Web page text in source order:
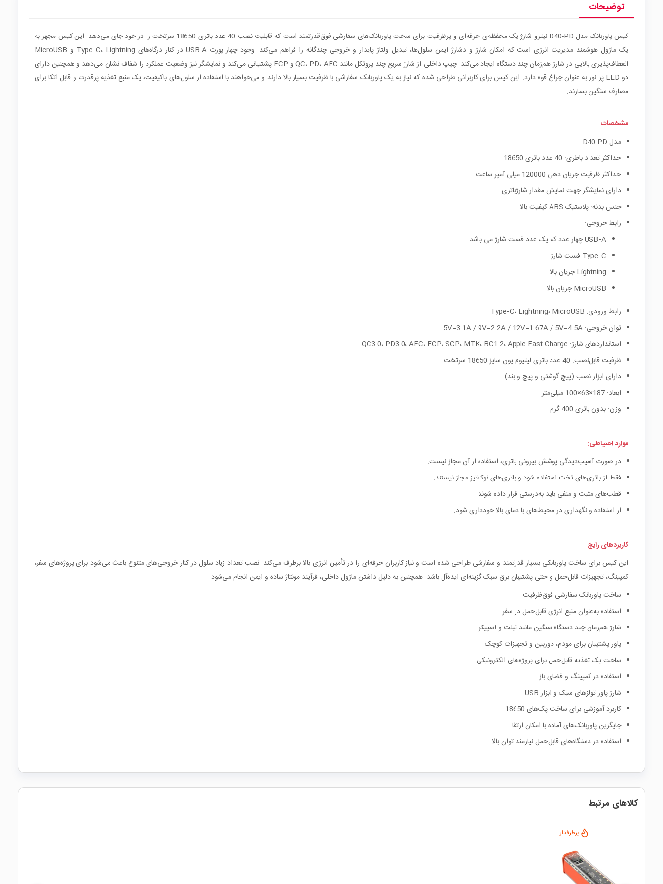
توضیحات
کیس پاوربانک مدل D40-PD نیترو شارژ یک محفظه‌ی حرفه‌ای و پرظرفیت برای ساخت پاوربانک‌های سفارشی فوق‌قدرتمند است که قابلیت نصب 40 عدد باتری 18650 سرتخت را در خود جای می‌دهد. این کیس مجهز به
یک ماژول هوشمند مدیریت انرژی است که امکان شارژ و دشارژ ایمن سلول‌ها، تبدیل ولتاژ پایدار و خروجی چندگانه را فراهم می‌کند. وجود چهار پورت USB-A در کنار درگاه‌های Type‑C، Lightning و MicroUSB
انعطاف‌پذیری بالایی در شارژ هم‌زمان چند دستگاه ایجاد می‌کند. چیپ داخلی از شارژ سریع چند پروتکل مانند QC، PD، AFC و FCP پشتیبانی می‌کند و نمایشگر نیز وضعیت عملکرد را شفاف نشان می‌دهد و همچنین دارای
دو LED پر نور به عنوان چراغ قوه دارد. این کیس برای کاربرانی طراحی شده که نیاز به یک پاوربانک سفارشی با ظرفیت بسیار بالا دارند و می‌خواهند با استفاده از سلول‌های باکیفیت، یک منبع تغذیه پرقدرت و قابل اتکا برای
مصارف سنگین بسازند.
مشخصات
مدل D40-PD
حداکثر تعداد باطری: 40 عدد باتری 18650
حداکثر ظرفیت جریان دهی 120000 میلی آمپر ساعت
دارای نمایشگر جهت نمایش مقدار شارژباتری
جنس بدنه: پلاستیک ABS کیفیت بالا
رابط خروجی:
USB‑A چهار عدد که یک عدد فست شارژ می باشد
Type‑C فست شارژ
Lightning جریان بالا
MicroUSB جریان بالا
رابط ورودی: Type‑C، Lightning، MicroUSB
توان خروجی: 5V=3.1A / 9V=2.2A / 12V=1.67A / 5V=4.5A
استانداردهای شارژ: QC3.0، PD3.0، AFC، FCP، SCP، MTK، BC1.2، Apple Fast Charge
ظرفیت قابل‌نصب: 40 عدد باتری لیتیوم یون سایز 18650 سرتخت
دارای ابزار نصب (پیچ گوشتی و پیچ و بند)
ابعاد: 187×63×100 میلی‌متر
وزن: بدون باتری 400 گرم
موارد احتیاطی:
در صورت آسیب‌دیدگی پوشش بیرونی باتری، استفاده از آن مجاز نیست.
فقط از باتری‌های تخت استفاده شود و باتری‌های نوک‌تیز مجاز نیستند.
قطب‌های مثبت و منفی باید به‌درستی قرار داده شوند.
از استفاده و نگهداری در محیط‌های با دمای بالا خودداری شود.
کاربردهای رایج
این کیس برای ساخت پاوربانکی بسیار قدرتمند و سفارشی طراحی شده است و نیاز کاربران حرفه‌ای را در تأمین انرژی بالا برطرف می‌کند. نصب تعداد زیاد سلول در کنار خروجی‌های متنوع باعث می‌شود برای پروژه‌های سفر،
کمپینگ، تجهیزات قابل‌حمل و حتی پشتیبان برق سبک گزینه‌ای ایده‌آل باشد. همچنین به دلیل داشتن ماژول داخلی، فرآیند مونتاژ ساده و ایمن انجام می‌شود.
ساخت پاوربانک سفارشی فوق‌ظرفیت
استفاده به‌عنوان منبع انرژی قابل‌حمل در سفر
شارژ هم‌زمان چند دستگاه سنگین مانند تبلت و اسپیکر
پاور پشتیبان برای مودم، دوربین و تجهیزات کوچک
ساخت پک تغذیه قابل‌حمل برای پروژه‌های الکترونیکی
استفاده در کمپینگ و فضای باز
شارژ پاور تولزهای سبک و ابزار USB
کاربرد آموزشی برای ساخت پک‌های 18650
جایگزین پاوربانک‌های آماده با امکان ارتقا
استفاده در دستگاه‌های قابل‌حمل نیازمند توان بالا
کالاهای مرتبط
پرطرفدار